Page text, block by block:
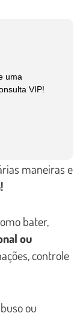
uma
VIP!
maneiras e
bater,
ou
controle
ou